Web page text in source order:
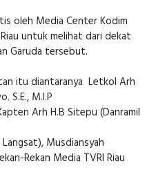
oleh Media Center Kodim
untuk melihat dari dekat
Garuda tersebut.
itu diantaranya Letkol Arh
S.E., M.I.P
Arh H.B Sitepu (Danramil
Musdiansyah
Rekan Media TVRI Riau